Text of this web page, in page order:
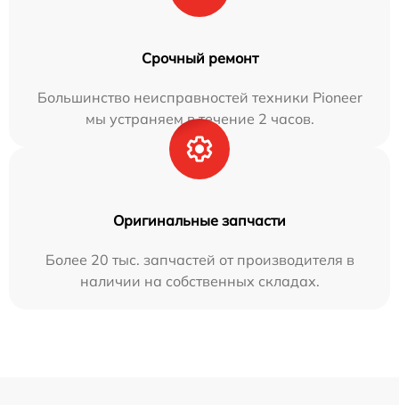
Срочный ремонт
Большинство неисправностей техники Pioneer
мы устраняем в течение 2 часов.
Оригинальные запчасти
Более 20 тыс. запчастей от производителя в
наличии на собственных складах.